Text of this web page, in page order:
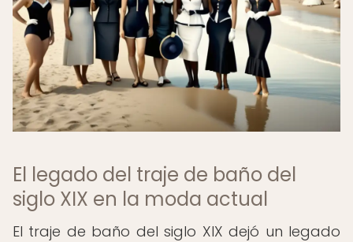
El legado del traje de baño del
siglo XIX en la moda actual
El traje de baño del siglo XIX dejó un legado